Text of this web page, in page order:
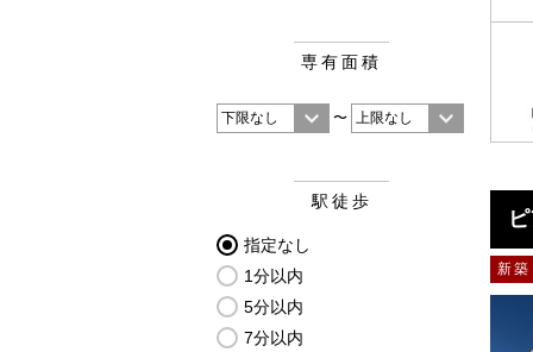
新築
専有面積
〜
駅徒歩
指定なし
1分以内
5分以内
7分以内